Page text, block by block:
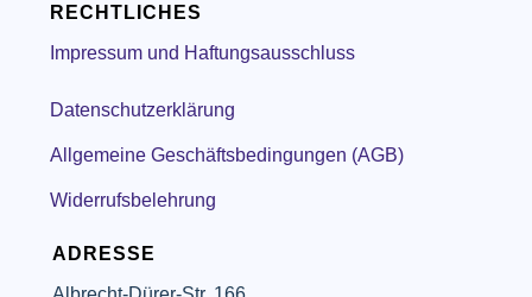
ADRESSE
RECHTLICHES
Impressum und Haftungsausschluss
Datenschutzerklärung
Allgemeine Geschäftsbedingungen (AGB)
Widerrufsbelehrung